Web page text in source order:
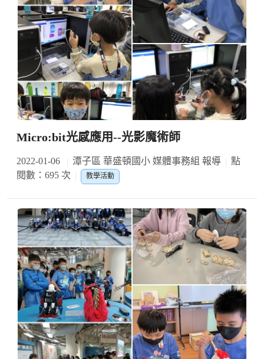
Micro:bit光感應用--光影魔術師
2022-01-06 潭子區 華盛頓國小 媒體事務組 報導
點
閱數：695 次
教學活動